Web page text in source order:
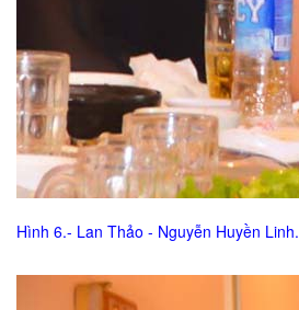
Hình 6.- Lan Thảo - Nguyễn Huyền Linh.